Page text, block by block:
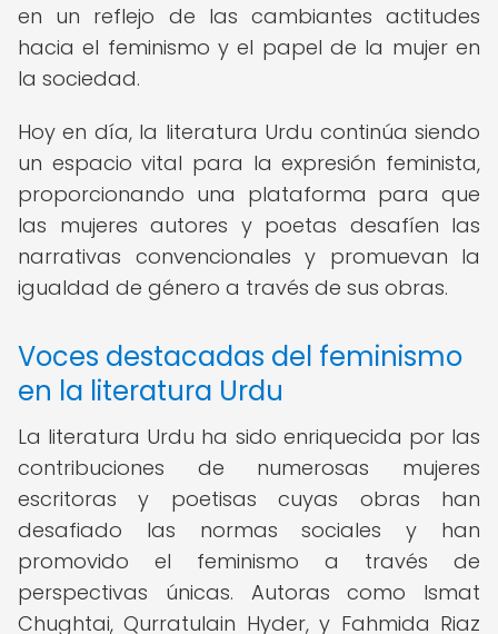
en un reflejo de las cambiantes actitudes
hacia el feminismo y el papel de la mujer en
la sociedad.
Hoy en día, la literatura Urdu continúa siendo
un espacio vital para la expresión feminista,
proporcionando una plataforma para que
las mujeres autores y poetas desafíen las
narrativas convencionales y promuevan la
igualdad de género a través de sus obras.
Voces destacadas del feminismo
en la literatura Urdu
La literatura Urdu ha sido enriquecida por las
contribuciones de numerosas mujeres
escritoras y poetisas cuyas obras han
desafiado las normas sociales y han
promovido el feminismo a través de
perspectivas únicas. Autoras como Ismat
Chughtai, Qurratulain Hyder, y Fahmida Riaz